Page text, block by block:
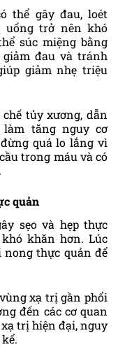
thể gây đau, loét
uống trở nên khó
súc miệng bằng
đau và tránh
giảm nhẹ triệu
tủy xương, dẫn
làm tăng nguy cơ
quá lo lắng vì
trong máu và có
quản
sẹo và hẹp thực
khăn hơn. Lúc
nong thực quản để
xạ trị gần phổi
đến các cơ quan
trị hiện đại, nguy